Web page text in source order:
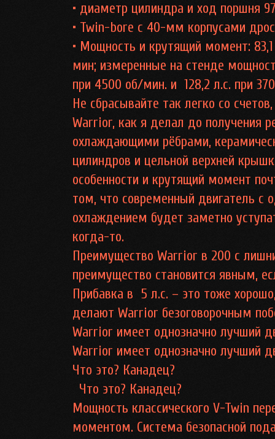
• диаметр цилиндра и ход поршня
• Twin-bore с 40-мм корпусами
• Мощность и крутящий момент:
мин; измеренные на стенде
при 4500 об/мин. и 128,2 л.с. при
Не сбрасывайте так легко со
Warrior, как я делал до получения
охлаждающими рёбрами,
цилиндров и цельной верхней
особенности и крутящий момент
том, что современный двигатель
охлаждением будет заметно
когда-то.
Преимущество Warrior в 200 с
преимущество становится явным,
Прибавка в 5 л.с. – это тоже
делают Warrior безоговорочным
Warrior имеет однозначно лучший
Warrior имеет однозначно лучший
Что это? Канадец?
Что это? Канадец?
Мощность классического V-Twin
моментом. Система безопасной